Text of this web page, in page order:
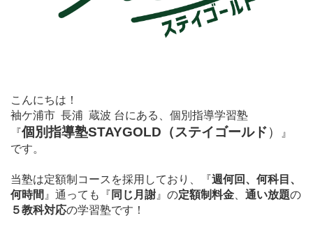
こんにちは！
袖ケ浦市 長浦 蔵波 台にある、個別指導学習塾
『個別指導塾STAYGOLD（ステイゴールド）
』
です。
当塾は定額制コースを採用しており、 『週何回、何科目、
何時間 』通っても『 同じ月謝 』の定額制料金 通い放題の
５教科対応の学習塾です！